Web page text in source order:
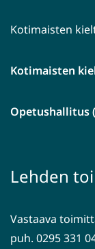
Kotimaisten
Kotimaisten
Opetushallitus
Lehden
Vastaava
puh. 0295 331